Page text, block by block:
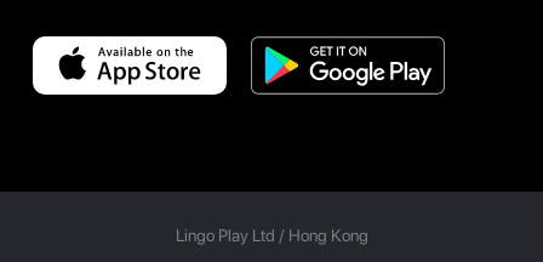
Lingo Play Ltd / Hong Kong